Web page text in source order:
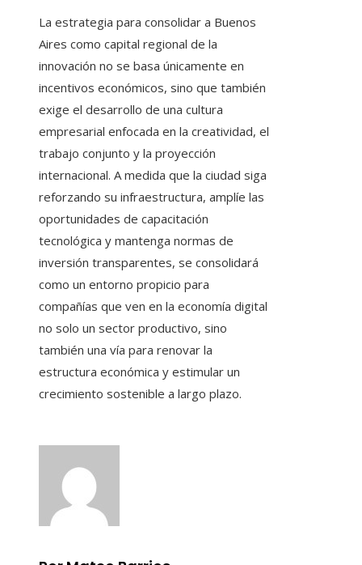
La estrategia para consolidar a Buenos
Aires como capital regional de la
innovación no se basa únicamente en
incentivos económicos, sino que también
exige el desarrollo de una cultura
empresarial enfocada en la creatividad, el
trabajo conjunto y la proyección
internacional. A medida que la ciudad siga
reforzando su infraestructura, amplíe las
oportunidades de capacitación
tecnológica y mantenga normas de
inversión transparentes, se consolidará
como un entorno propicio para
compañías que ven en la economía digital
no solo un sector productivo, sino
también una vía para renovar la
estructura económica y estimular un
crecimiento sostenible a largo plazo.